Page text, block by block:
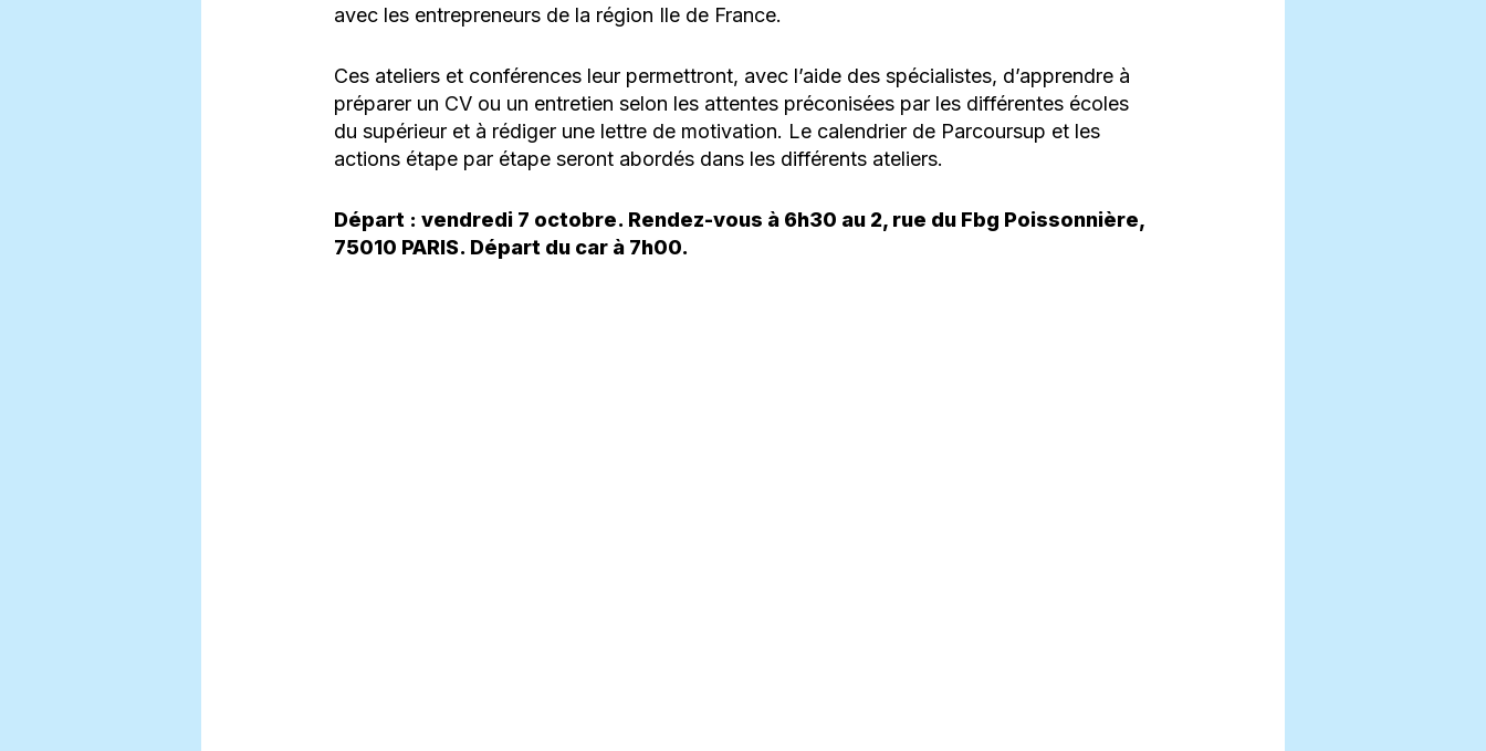
avec les entrepreneurs de la région Ile de France.
Ces ateliers et conférences leur permettront, avec l’aide des spécialistes, d’apprendre à
préparer un CV ou un entretien selon les attentes préconisées par les différentes écoles
du supérieur et à rédiger une lettre de motivation. Le calendrier de Parcoursup et les
actions étape par étape seront abordés dans les différents ateliers.
Départ : vendredi 7 octobre. Rendez-vous à 6h30 au 2, rue du Fbg Poissonnière,
75010 PARIS. Départ du car à 7h00.